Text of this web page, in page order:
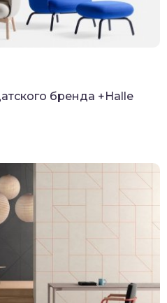
бренда +Halle